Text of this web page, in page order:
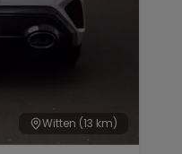
Witten (13 km)